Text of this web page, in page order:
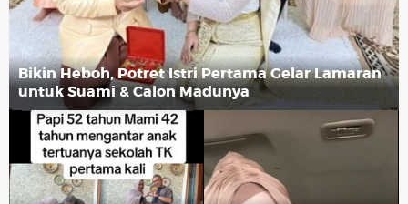
Bikin Heboh, Potret Istri Pertama Gelar Lamaran
untuk Suami & Calon Madunya